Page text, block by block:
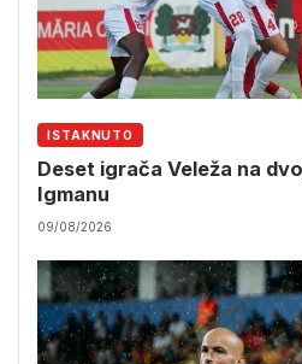
ISTAKNUTO
Deset igrača Veleža na
Igmanu
09/08/2026